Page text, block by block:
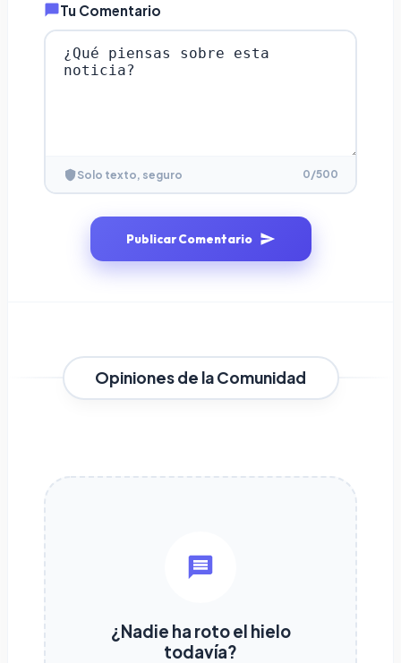
Tu Comentario
Solo texto, seguro 0/500
Publicar Comentario
Opiniones de la Comunidad
¿Nadie ha roto el hielo
todavía?